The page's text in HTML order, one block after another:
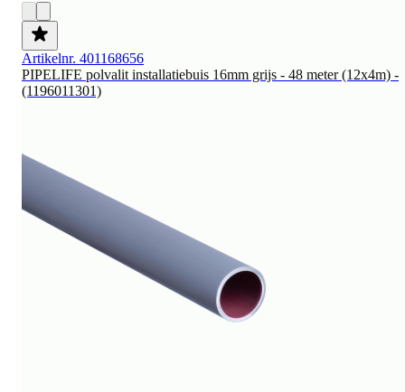
Artikelnr. 401168656
PIPELIFE polvalit installatiebuis 16mm grijs - 48 meter (12x4m) -
(1196011301)